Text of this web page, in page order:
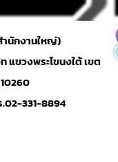
ำนักงานใหญ่)
แขวงพระโขนงใต้ เขต
.02-331-8894